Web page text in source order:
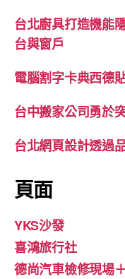
台北廚具打造機能
台與窗戶
電腦割字卡典西德
台中搬家公司勇於
台北網頁設計透過
頁面
YKS沙發
喜鴻旅行社
德尚汽車檢修現場